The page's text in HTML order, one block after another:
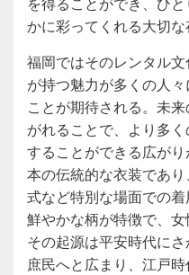
かに彩ってくれる大切な
福岡ではそのレンタル
が持つ魅力が多くの人
ことが期待される。未
がれることで、より多
することができる広が
本の伝統的な衣装であ
式など特別な場面での
鮮やかな柄が特徴で、女
その起源は平安時代に
庶民へと広まり、江戸